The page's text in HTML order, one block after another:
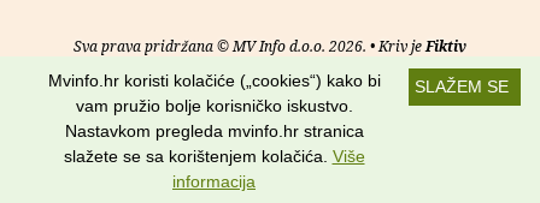
Sva prava pridržana © MV Info d.o.o. 2026. • Kriv jeFiktiv
Uvjeti korištenja RSS kanali
Potraži nas na:
SLAŽEM SE
Mvinfo.hr koristi kolačiće („cookies“) kako bi
vam pružio bolje korisničko iskustvo.
Nastavkom pregleda mvinfo.hr stranica
slažete se sa korištenjem kolačića. Više
informacija